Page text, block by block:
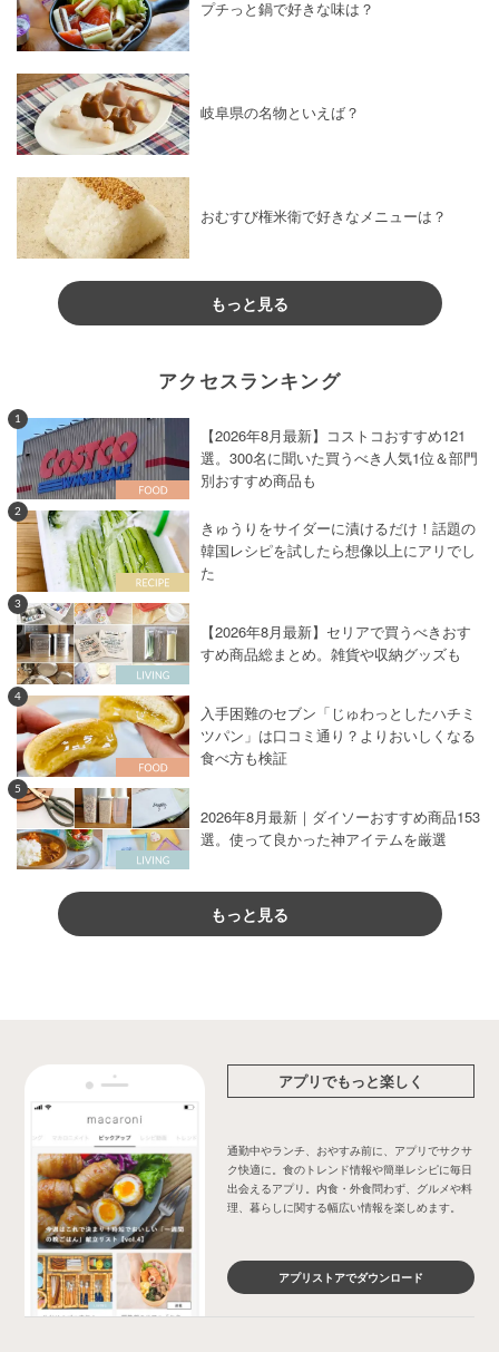
プチっと鍋で好きな味は？
岐阜県の名物といえば？
おむすび権米衛で好きなメニューは？
もっと見る
アクセスランキング
1
【2026年8月最新】コストコおすすめ121
選。300名に聞いた買うべき人気1位＆部門
別おすすめ商品も
2
きゅうりをサイダーに漬けるだけ！話題の
韓国レシピを試したら想像以上にアリでし
た
3
【2026年8月最新】セリアで買うべきおす
すめ商品総まとめ。雑貨や収納グッズも
4
入手困難のセブン「じゅわっとしたハチミ
ツパン」は口コミ通り？よりおいしくなる
食べ方も検証
5
2026年8月最新｜ダイソーおすすめ商品153
選。使って良かった神アイテムを厳選
もっと見る
アプリでもっと楽しく
通勤中やランチ、おやすみ前に、アプリでサクサ
ク快適に。食のトレンド情報や簡単レシピに毎日
出会えるアプリ。内食・外食問わず、グルメや料
理、暮らしに関する幅広い情報を楽しめます。
アプリストアでダウンロード